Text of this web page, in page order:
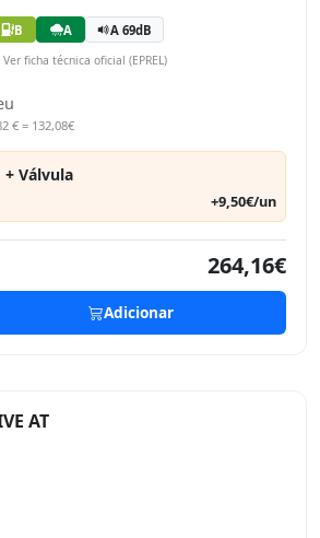
B A A 69dB
Ver ficha técnica oficial (EPREL)
€ = 132,08€
Válvula
+9,50€/un
264,16€
Adicionar
AT